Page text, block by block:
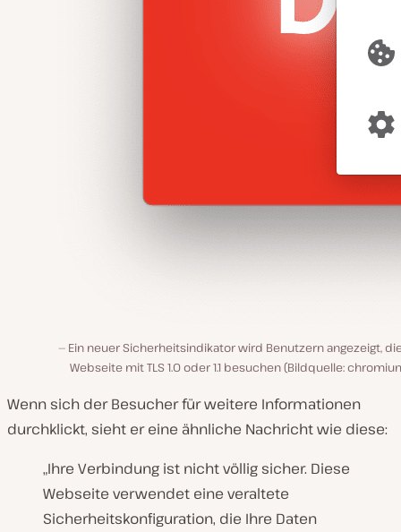
Ein neuer Sicherheitsindikator wird Benutzern angezeigt,
Webseite mit TLS 1.0 oder 1.1 besuchen (Bildquelle:
Wenn sich der Besucher für weitere Informationen
durchklickt, sieht er eine ähnliche Nachricht wie diese:
„Ihre Verbindung ist nicht völlig sicher. Diese
Webseite verwendet eine veraltete
Sicherheitskonfiguration, die Ihre Daten